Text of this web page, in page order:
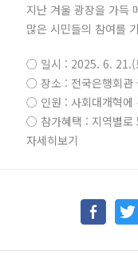
지난 겨울 광장을 가득
많은 시민들의 참여를
○ 일시 : 2025. 6. 21.(
○ 장소 : 전국은행회관
○ 인원 : 사회대개혁에
○ 참가혜택 : 지역별로
자세히보기